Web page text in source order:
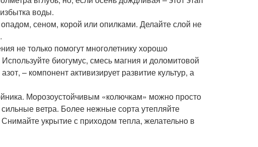
воды.
сеном, корой или опилками. Делайте слой не
не только помогут многолетнику хорошо
биогумус, смесь магния и доломитовой
– компонент активизирует развитие культур, а
Морозоустойчивым «колючкам» можно просто
ветра. Более нежные сорта утепляйте
укрытие с приходом тепла, желательно в